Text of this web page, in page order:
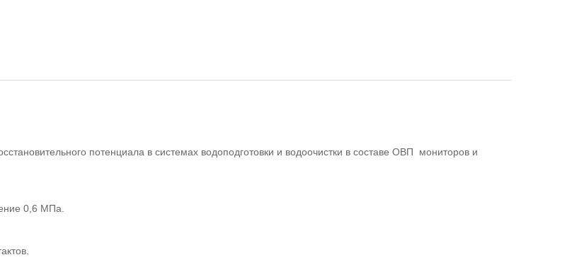
потенциала в системах водоподготовки и водоочистки в составе ОВП мониторов и
0,6 МПа.